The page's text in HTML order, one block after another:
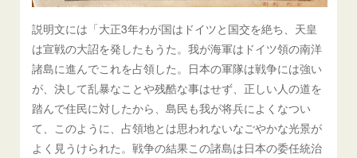
説明文には「大正3年わが国はドイツと国交を絶ち、天皇
は宣戦の大詔を発したもうた。我が海軍はドイツ領の南洋
諸島に進んでこれを占領した。日本の軍隊は戦争には強い
が、決して乱暴なことや残酷な事はせず、正しい人の道を
踏んで住民に対したから、島民も我が将兵によくなつい
て、このように、占領地とは思われないなごやかな光景が
よく見うけられた。戦争の結果この諸島は日本の委任統治